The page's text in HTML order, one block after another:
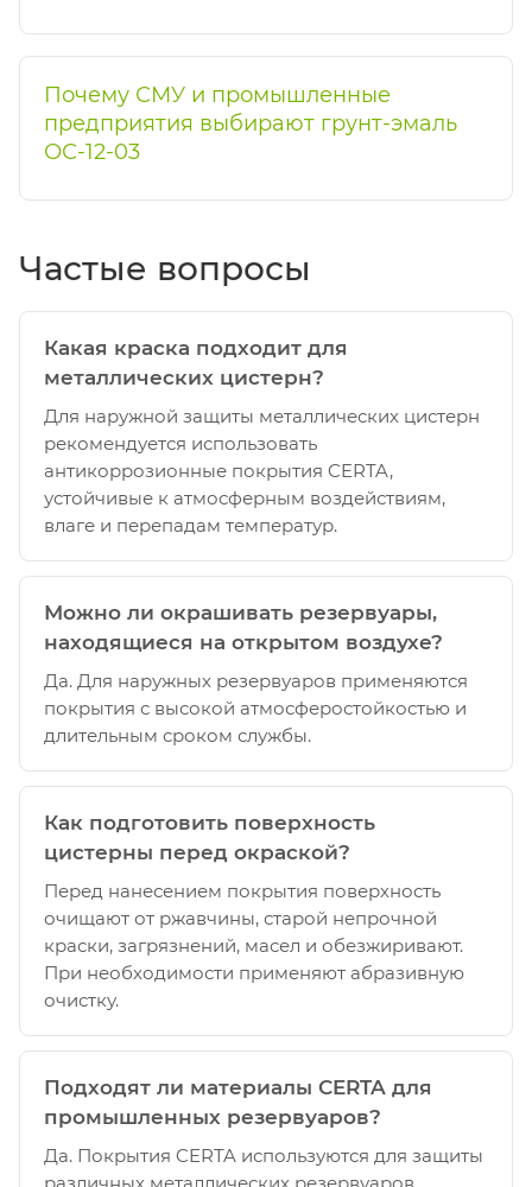
Почему СМУ и промышленные
предприятия выбирают грунт-эмаль
ОС-12-03
Частые вопросы
Какая краска подходит для
металлических цистерн?
Для наружной защиты металлических цистерн
рекомендуется использовать
антикоррозионные покрытия CERTA,
устойчивые к атмосферным воздействиям,
влаге и перепадам температур.
Можно ли окрашивать резервуары,
находящиеся на открытом воздухе?
Да. Для наружных резервуаров применяются
покрытия с высокой атмосферостойкостью и
длительным сроком службы.
Как подготовить поверхность
цистерны перед окраской?
Перед нанесением покрытия поверхность
очищают от ржавчины, старой непрочной
краски, загрязнений, масел и обезжиривают.
При необходимости применяют абразивную
очистку.
Подходят ли материалы CERTA для
промышленных резервуаров?
Да. Покрытия CERTA используются для защиты